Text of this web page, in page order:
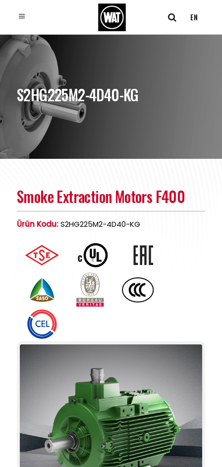
EN
S2HG225M2-4D40-KG
Smoke Extraction Motors F400
Ürün Kodu:S2HG225M2-4D40-KG